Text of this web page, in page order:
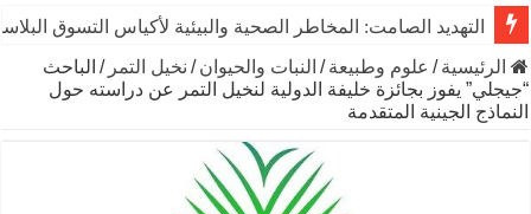
التهديد الصامت: المخاطر الصحية والبيئية لأكياس التسوق
الرئيسية / علوم وطبيعة / النبات والحيوان / نخيل التمر / الباحث
“جيجلي” يفوز بجائزة خليفة الدولية لنخيل التمر عن دراسته حول
النماذج الجينية المتقدمة